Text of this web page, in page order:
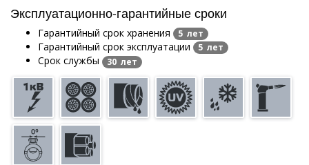
Эксплуатационно-гарантийные сроки
Гарантийный срок хранения 5 лет
Гарантийный срок эксплуатации 5 лет
Срок службы 30 лет